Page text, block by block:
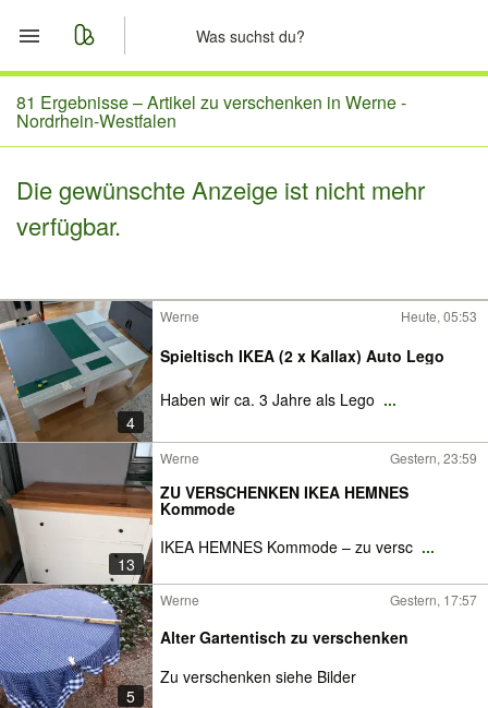
Start
Merkliste
Nachrichten
81 Ergebnisse –Artikel zu verschenken in Werne -
Nordrhein-Westfalen
Die gewünschte Anzeige ist nicht mehr
verfügbar.
4
Werne Heute, 05:53
Spieltisch IKEA (2 x Kallax) Auto Lego
Haben wir ca. 3 Jahre als Lego ...
13
Werne Gestern, 23:59
ZU VERSCHENKEN IKEA HEMNES
Kommode
IKEA HEMNES Kommode – zu versc ...
5
Werne Gestern, 17:57
Alter Gartentisch zu verschenken
Zu verschenken siehe Bilder